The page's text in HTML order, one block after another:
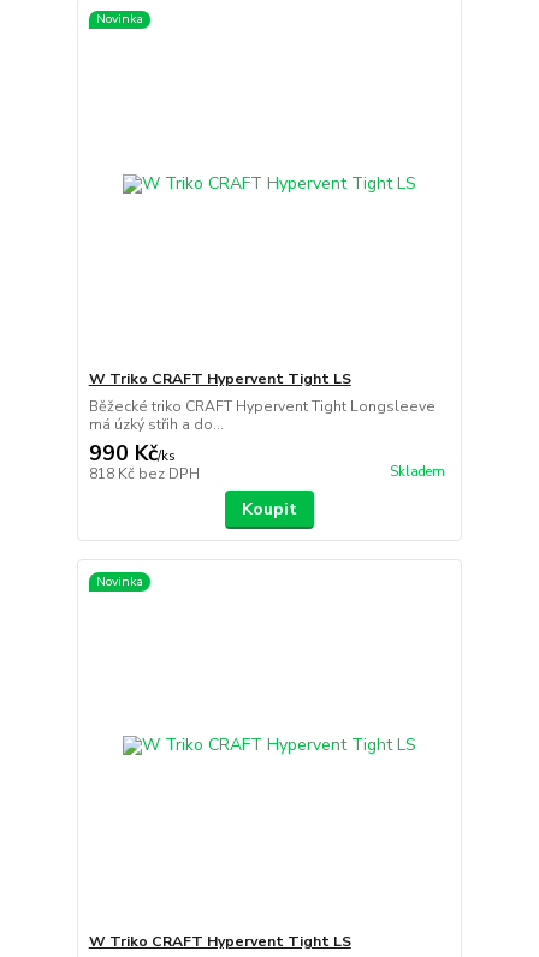
Novinka
W Triko CRAFT Hypervent Tight LS
Běžecké triko CRAFT Hypervent Tight Longsleeve
má úzký střih a do...
990 Kč/ks
818 Kč bez DPH Skladem
Koupit
Novinka
W Triko CRAFT Hypervent Tight LS